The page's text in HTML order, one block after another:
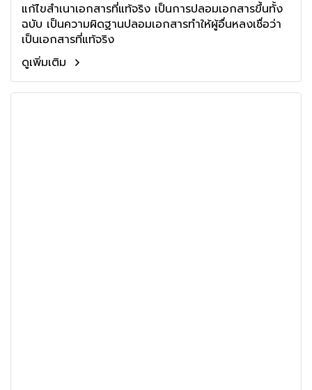
แก้ไขสำเนาเอกสารที่แท้จริง เป็นการปลอมเอกสารขึ้นทั้ง
ฉบับ เป็นความผิดฐานปลอมเอกสารทำให้ผู้อื่นหลงเชื่อว่า
เป็นเอกสารที่แท้จริง
ดูเพิ่มเติม